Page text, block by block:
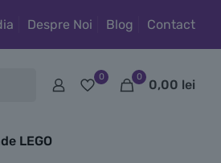
Despre Noi Blog Contact
0 0
0,00 lei
LEGO